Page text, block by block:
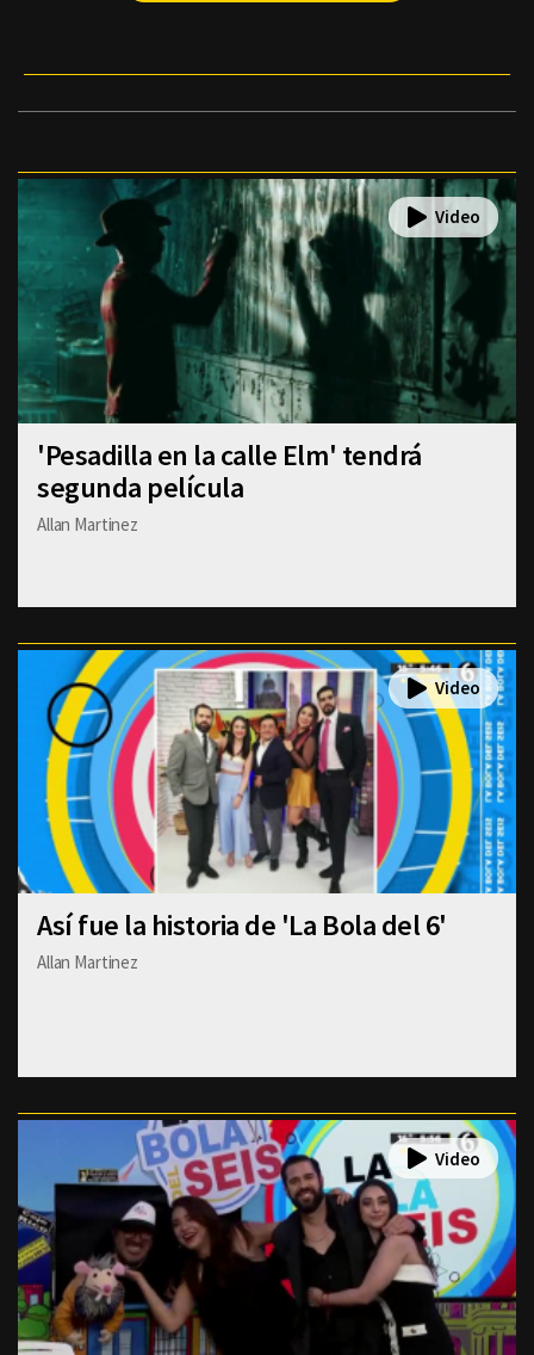
'Pesadilla en la calle Elm' tendrá
segunda película
Allan Martinez
Así fue la historia de 'La Bola del 6'
Allan Martinez